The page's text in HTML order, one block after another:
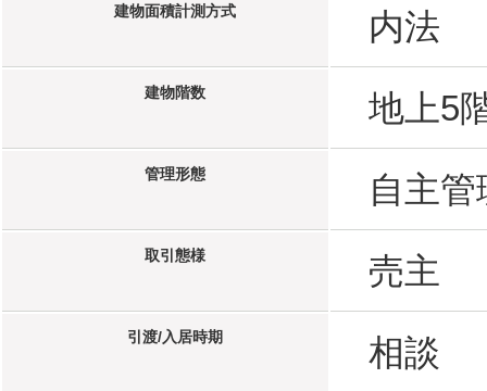
建物面積計測方式 内法
建物階数 地上5
管理形態 自主
取引態様 売主
引渡/入居時期 相談